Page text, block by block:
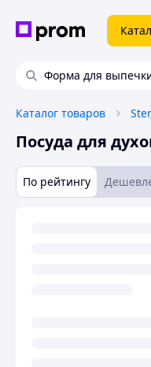
Форма для
Каталог товаров
Посуда для
По рейтингу